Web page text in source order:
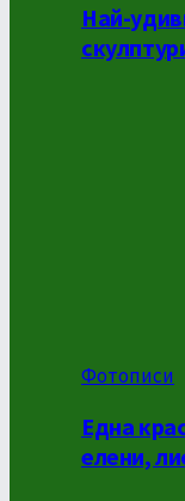
Най-
Фотописи
Една
елени,